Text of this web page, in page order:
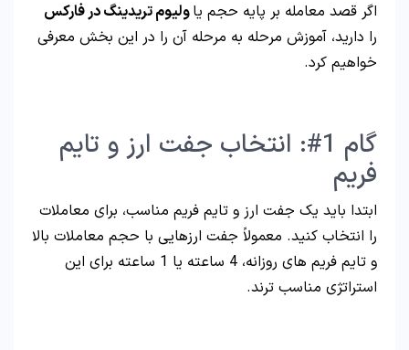
اگر قصد معامله بر پایه حجم یاولیوم تریدینگ در فارکس
را دارید، آموزش مرحله به مرحله آن را در این بخش معرفی
خواهیم کرد.
گام 1#: انتخاب جفت ارز و تایم
فریم
ابتدا باید یک جفت ارز و تایم فریم مناسب، برای معاملات
را انتخاب کنید. معمولاً جفت ارزهایی با حجم معاملات بالا
و تایم فریم های روزانه، 4 ساعته یا 1 ساعته برای این
استراتژی مناسب ترند.